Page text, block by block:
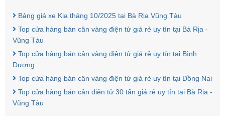
Bảng giá xe Kia tháng 10/2025 tại Bà Rịa Vũng Tàu
Top cửa hàng bán cân vàng điện tử giá rẻ uy tín tại Bà Rịa -
Vũng Tàu
Top cửa hàng bán cân vàng điện tử giá rẻ uy tín tại Bình
Dương
Top cửa hàng bán cân vàng điện tử giá rẻ uy tín tại Đồng Nai
Top cửa hàng bán cân điện tử 30 tấn giá rẻ uy tín tại Bà Rịa -
Vũng Tàu